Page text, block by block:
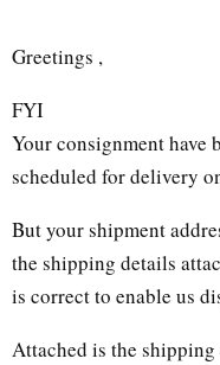
Greetings ,
FYI
Your consignment have
scheduled for delivery
But your shipment
the shipping details
is correct to enable us
Attached is the